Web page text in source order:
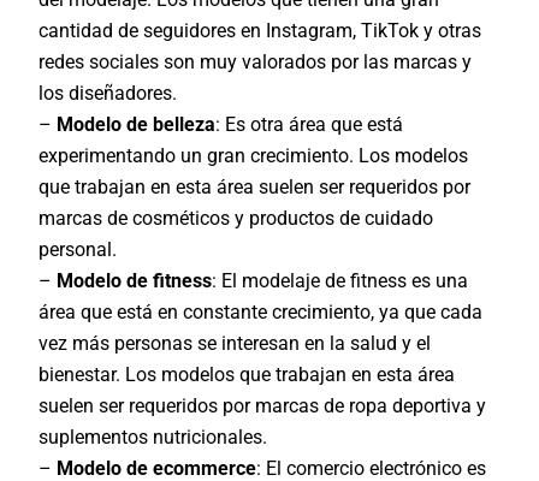
cantidad de seguidores en Instagram, TikTok y otras
redes sociales son muy valorados por las marcas y
los diseñadores.
– Modelo de belleza: Es otra área que está
experimentando un gran crecimiento. Los modelos
que trabajan en esta área suelen ser requeridos por
marcas de cosméticos y productos de cuidado
personal.
– Modelo de fitness: El modelaje de fitness es una
área que está en constante crecimiento, ya que cada
vez más personas se interesan en la salud y el
bienestar. Los modelos que trabajan en esta área
suelen ser requeridos por marcas de ropa deportiva y
suplementos nutricionales.
– Modelo de ecommerce: El comercio electrónico es